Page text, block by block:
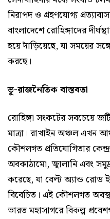
নিরাপদ ও গ্রহণযোগ্য
বাংলাদেশে রোহিঙ্গাদের
হয়ে দাঁড়িয়েছে, যা সময়ের
করছে।
ভূ-রাজনৈতিক বাস্তবতা
রোহিঙ্গা সংকটের সবচেয়ে
মাত্রা। রাখাইন অঞ্চল এখন
কৌশলগত প্রতিযোগিতার
অবকাঠামো, জ্বালানি এবং
করেছে, যা বেল্ট অ্যান্ড রোড
বিবেচিত। এই কৌশলগত
ভারত মহাসাগরে বিকল্প